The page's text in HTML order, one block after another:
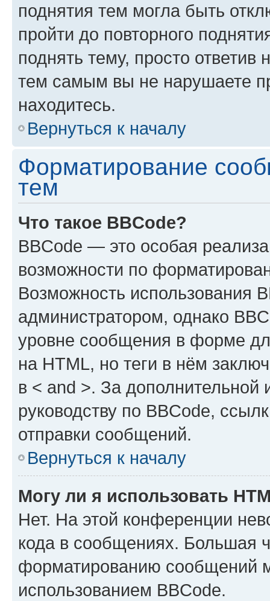
поднятия тем могла быть
пройти до повторного
поднять тему, просто ответив
тем самым вы не нарушаете
находитесь.
Вернуться к началу
Форматирование
тем
Что такое BBCode?
BBCode — это особая
возможности по
Возможность использования
администратором, однако
уровне сообщения в форме
на HTML, но теги в нём
в < and >. За
руководству по BBCode,
отправки сообщений.
Вернуться к началу
Могу ли я использовать
Нет. На этой конференции
кода в сообщениях. Большая
форматированию сообщений
использованием BBCode.